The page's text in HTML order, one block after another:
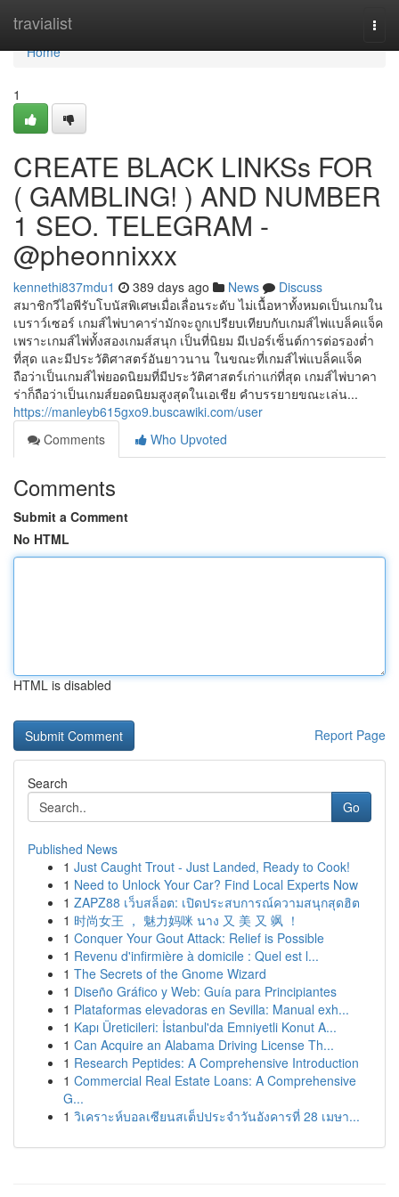
travialist
Home
Home
1
CREATE BLACK LINKSs FOR
( GAMBLING! ) AND NUMBER
1 SEO. TELEGRAM -
@pheonnixxx
kennethi837mdu1 389 days ago News
Discuss
สมาชิกวีไอพีรับโบนัสพิเศษเมื่อเลื่อนระดับ ไม่เนื้อหาทั้งหมดเป็นเกมใน
เบราว์เซอร์ เกมส์ไพ่บาคาร่ามักจะถูกเปรียบเทียบกับเกมส์ไพ่แบล็คแจ็ค
เพราะเกมส์ไพ่ทั้งสองเกมส์สนุก เป็นที่นิยม มีเปอร์เซ็นต์การต่อรองต่ำ
ที่สุด และมีประวัติศาสตร์อันยาวนาน ในขณะที่เกมส์ไพ่แบล็คแจ็ค
ถือว่าเป็นเกมส์ไพ่ยอดนิยมที่มีประวัติศาสตร์เก่าแก่ที่สุด เกมส์ไพ่บาคา
ร่าก็ถือว่าเป็นเกมส์ยอดนิยมสูงสุดในเอเชีย คำบรรยายขณะเล่น...
https://manleyb615gxo9.buscawiki.com/user
Comments
Who Upvoted
Comments
Submit a Comment
No HTML
HTML is disabled
Report Page
Search
Go
Published News
1 Just Caught Trout - Just Landed, Ready to Cook!
1 Need to Unlock Your Car? Find Local Experts Now
1 ZAPZ88 เว็บสล็อต: เปิดประสบการณ์ความสนุกสุดฮิต
1 时尚女王 ， 魅力妈咪 นาง 又 美 又 飒 ！
1 Conquer Your Gout Attack: Relief is Possible
1 Revenu d'infirmière à domicile : Quel est l...
1 The Secrets of the Gnome Wizard
1 Diseño Gráfico y Web: Guía para Principiantes
1 Plataformas elevadoras en Sevilla: Manual exh...
1 Kapı Üreticileri: İstanbul'da Emniyetli Konut A...
1 Can Acquire an Alabama Driving License Th...
1 Research Peptides: A Comprehensive Introduction
1 Commercial Real Estate Loans: A Comprehensive
G...
1 วิเคราะห์บอลเซียนสเต็ปประจำวันอังคารที่ 28 เมษา...